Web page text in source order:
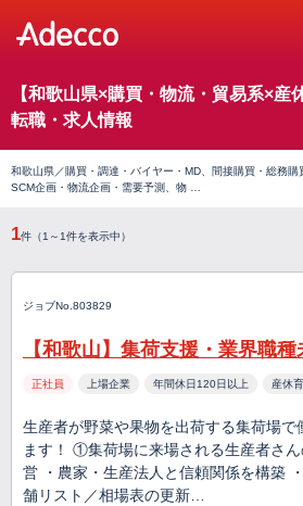
【和歌山県×購買・物流・貿易系×産
転職・求人情報
和歌山県／購買・調達・バイヤー・MD、間接購買・総務購
SCM企画・物流企画・需要予測、物 …
1件（1～1件を表示中）
ジョブNo.803829
【和歌山】集荷支援・業界職種
正社員 上場企業 年間休日120日以上 産休
生産者が野菜や果物を出荷する集荷場で
ます！ ①集荷場に来場される生産者さ
営 ・農家・生産法人と信頼関係を構築
舗リスト／相場表の更新…